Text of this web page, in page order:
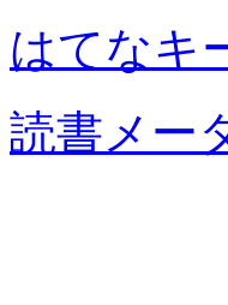
はてなキ
読書メー